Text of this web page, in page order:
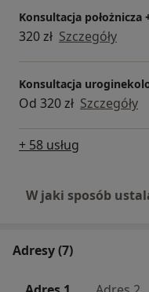
Konsultacja położnicza
320 zł Szczegóły
Konsultacja
Od 320 zł Szczegóły
+ 58 usług
W jaki sposób
Adresy (7)